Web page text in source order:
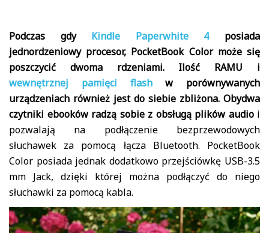
Podczas gdy Kindle Paperwhite 4posiada
jednordzeniowy procesor, PocketBook Color może się
poszczycić dwoma rdzeniami. Ilość RAMU i
wewnętrznej pamięci flashw porównywanych
urządzeniach również jest do siebie zbliżona. Obydwa
czytniki ebooków radzą sobie z obsługą plików audioi
pozwalają na podłączenie bezprzewodowych
słuchawek za pomocą łącza Bluetooth. PocketBook
Color posiada jednak dodatkowo przejściówkę USB-3.5
mm Jack, dzięki której można podłączyć do niego
słuchawki za pomocą kabla.